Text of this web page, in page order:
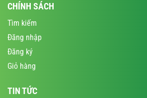
CHÍNH SÁCH
Tìm kiếm
Đăng nhập
Đăng ký
Giỏ hàng
TIN TỨC